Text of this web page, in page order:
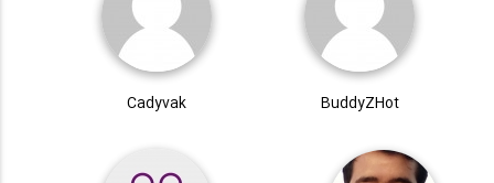
BuddyZHot
Cadyvak